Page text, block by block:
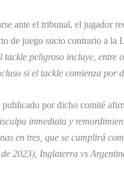
ante el tribunal, el jugador
de juego sucio contrario a la
tackle peligroso incluye,
si el tackle comienza por
por dicho comité
inmediata y
en tres, que se cumplirá
2023), Inglaterra vs